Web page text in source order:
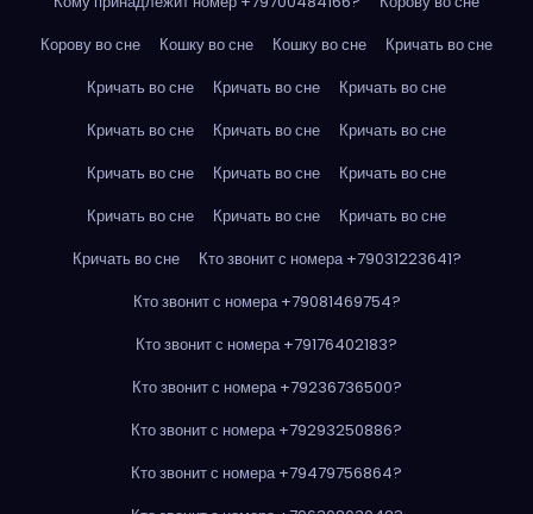
Корову во сне
Кошку во сне Кошку во сне
Кричать во сне
Кричать во сне
Кричать во сне
Кричать во сне
Кричать во сне
Кричать во сне
Кричать во сне
Кричать во сне
Кричать во сне
Кричать во сне
Кричать во сне
Кричать во сне
Кричать во сне
Кричать во сне
Кто звонит с номера +79031223641?
Кто звонит с номера +79081469754?
Кто звонит с номера +79176402183?
Кто звонит с номера +79236736500?
Кто звонит с номера +79293250886?
Кто звонит с номера +79479756864?